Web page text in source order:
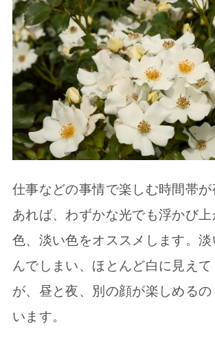
仕事などの事情で楽しむ時間帯
あれば、わずかな光でも浮かび
色、淡い色をオススメします。
んでしまい、ほとんど白に見え
が、昼と夜、別の顔が楽しめるの
います。